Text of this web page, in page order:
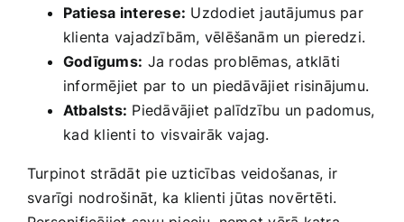
Patiesa interese: Uzdodiet jautājumus par
klienta vajadzībām, vēlēšanām un pieredzi.
Godīgums: ⁤Ja rodas problēmas, atklāti
informējiet par to un ⁤piedāvājiet risinājumu.
Atbalsts: Piedāvājiet palīdzību un padomus,
⁣kad klienti to visvairāk vajag.
Turpinot‌ strādāt pie uzticības ⁣veidošanas, ir
svarīgi nodrošināt, ka klienti jūtas novērtēti.